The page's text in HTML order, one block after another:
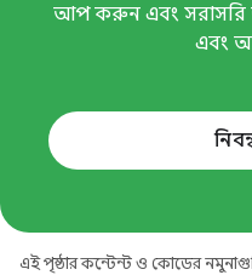
আপ করুন এবং সরাসরি
এবং
এই পৃষ্ঠার কন্টেন্ট ও কোডের